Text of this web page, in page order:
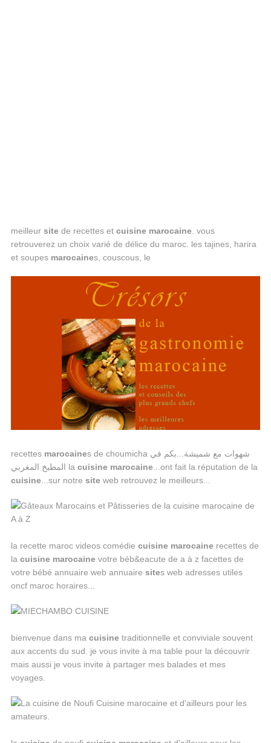
meilleur sitede recettes et cuisine marocaine. vous
retrouverez un choix varié de délice du maroc. les tajines, harira
et soupes marocaines, couscous, le
recettes marocaines de choumicha شهوات مع شميشة...بكم في
المطبخ المغربي la cuisine marocaine...ont fait la réputation de la
cuisine...sur notre siteweb retrouvez le meilleurs...
la recette maroc videos comédie cuisine marocainerecettes de
la cuisine marocainevotre béb&eacute de a à z facettes de
votre bébé annuaire web annuaire sites web adresses utiles
oncf maroc horaires...
bienvenue dans ma cuisinetraditionnelle et conviviale souvent
aux accents du sud. je vous invite à ma table pour la découvrir
mais aussi je vous invite à partager mes balades et mes
voyages.